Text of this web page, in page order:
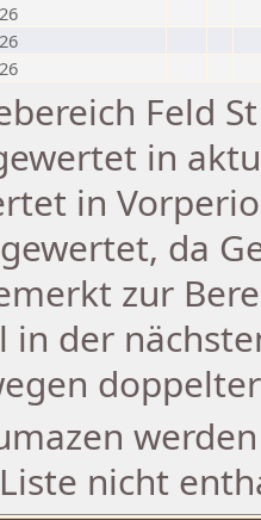
Feld
in
in
da
zur
in der
nicht